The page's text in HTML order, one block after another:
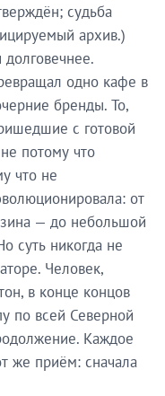
судьба
архив.)
одно кафе в
бренды. То,
с готовой
потому что
что не
от
— до небольшой
суть никогда не
Человек,
в конце концов
по всей Северной
Каждое
же приём: сначала